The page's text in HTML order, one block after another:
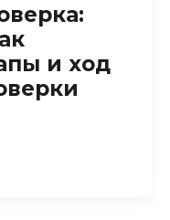
и ход